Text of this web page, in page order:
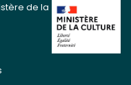
de la